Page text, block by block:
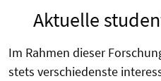
Aktuelle
Im Rahmen dieser
stets verschiedenste